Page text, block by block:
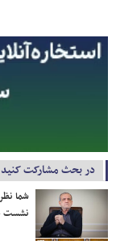
در بحث مشارکت کنید
شما
نشست